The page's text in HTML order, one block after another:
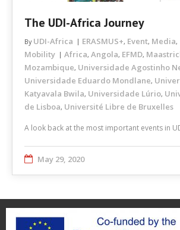
The UDI-Africa Journey
By UDI-Africa ERASMUS+, Event, Media,
Mobility Africa, Angola, EFMD,
Mozambique, Universidade Agostinho
Universidade Eduardo Mondlane,
Katyavala Bwila, Universidade Lúrio,
de Lisboa, Université Libre de Bruxelles
A look back at the most important events in
May 29, 2020